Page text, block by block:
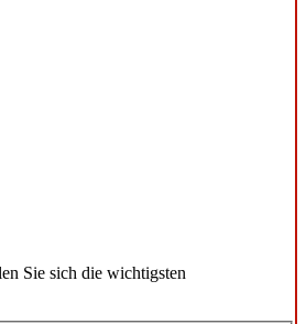
Sie sich die wichtigsten